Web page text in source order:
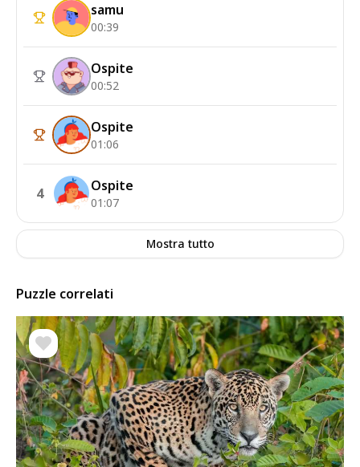
samu
00:39
Ospite
00:52
Ospite
01:06
4 Ospite
01:07
Mostra tutto
Puzzle correlati